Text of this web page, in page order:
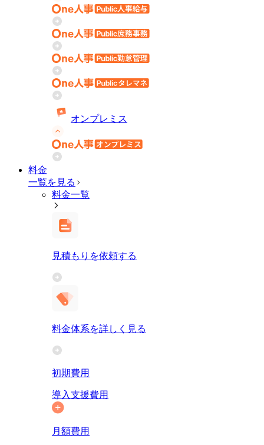
オンプレミス
料金
一覧を見る
料金一覧
見積もりを依頼する
料金体系を詳しく見る
初期費用
導入支援費用
月額費用